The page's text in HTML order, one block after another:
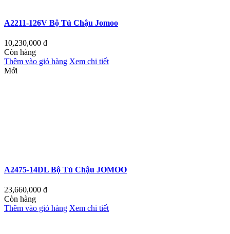
A2211-126V Bộ Tủ Chậu Jomoo
10,230,000 đ
Còn hàng
Thêm vào giỏ hàng Xem chi tiết
Mới
A2475-14DL Bộ Tủ Chậu JOMOO
23,660,000 đ
Còn hàng
Thêm vào giỏ hàng Xem chi tiết